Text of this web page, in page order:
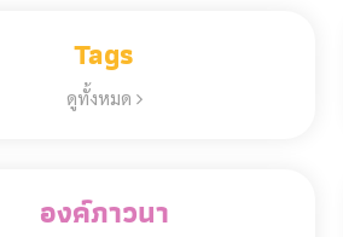
Tags
ดูทั้งหมด
องค์ภาวนา